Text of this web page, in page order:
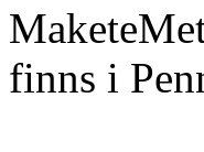
finns i